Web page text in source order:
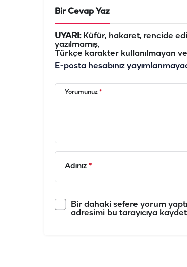
Bir Cevap Yaz
UYARI:Küfür, hakaret, rencide
yazılmamış,
Türkçe karakter kullanılmayan
E-posta hesabınız
Yorumunuz *
Adınız *
Bir dahaki sefere yorum
adresimi bu tarayıcıya